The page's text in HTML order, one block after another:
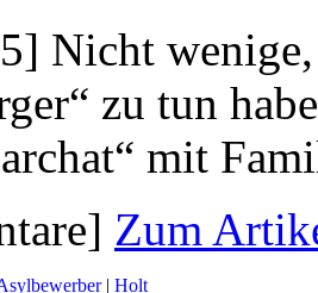
Nicht
zu tun
mit
Zum
| Holt